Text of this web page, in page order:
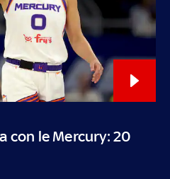
con le Mercury: 20